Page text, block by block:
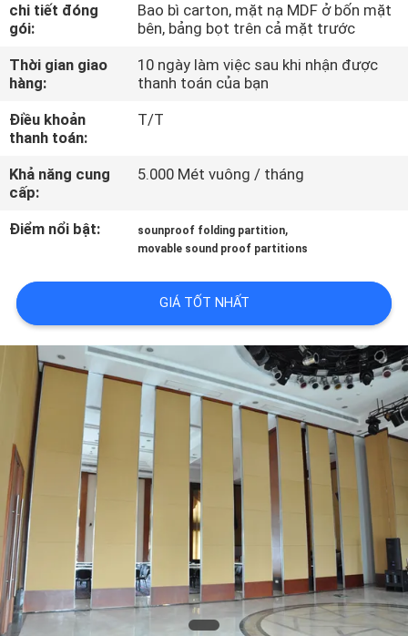
THAM
QUAN
NHÀ
MÁY
KIỂM
SOÁT
CHẤT
LIÊN
HỆ
CHÚNG
TÔI
TIN
TỨC
YÊU
CẦU
BÁO
chi tiết đóng
gói:
Bao bì carton, mặt nạ MDF ở bốn mặt
bên, bảng bọt trên cả mặt trước
Thời gian giao
hàng:
10 ngày làm việc sau khi nhận được
thanh toán của bạn
Điều khoản
thanh toán:
T/T
Khả năng cung
cấp:
5.000 Mét vuông / tháng
Điểm nổi bật: sounproof folding partition,
movable sound proof partitions
GIÁ TỐT NHẤT